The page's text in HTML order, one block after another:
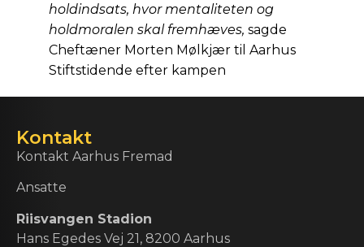
holdindsats, hvor mentaliteten og
holdmoralen skal fremhæves, sagde
Cheftæner Morten Mølkjær til Aarhus
Stiftstidende efter kampen
Kontakt
Kontakt Aarhus Fremad
Ansatte
Riisvangen Stadion
Hans Egedes Vej 21, 8200 Aarhus